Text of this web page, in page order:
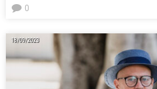
0
18/09/2023